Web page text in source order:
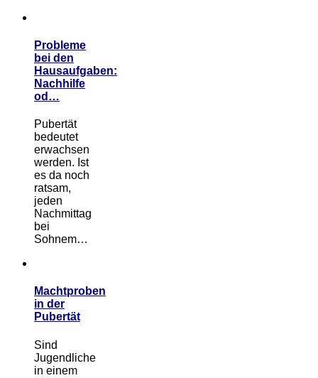
Probleme
bei den
Hausaufgaben:
Nachhilfe
od…
Pubertät
bedeutet
erwachsen
werden. Ist
es da noch
ratsam,
jeden
Nachmittag
bei
Sohnem…
Machtproben
in der
Pubertät
Sind
Jugendliche
in einem